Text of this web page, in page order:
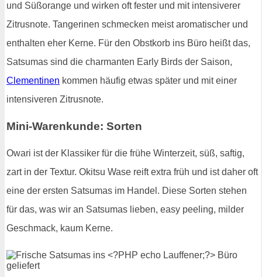
und Süßorange und wirken oft fester und mit intensiverer
Zitrusnote. Tangerinen schmecken meist aromatischer und
enthalten eher Kerne. Für den Obstkorb ins Büro heißt das,
Satsumas sind die charmanten Early Birds der Saison,
Clementinen kommen häufig etwas später und mit einer
intensiveren Zitrusnote.
Mini-Warenkunde: Sorten
Owari ist der Klassiker für die frühe Winterzeit, süß, saftig,
zart in der Textur. Okitsu Wase reift extra früh und ist daher oft
eine der ersten Satsumas im Handel. Diese Sorten stehen
für das, was wir an Satsumas lieben, easy peeling, milder
Geschmack, kaum Kerne.